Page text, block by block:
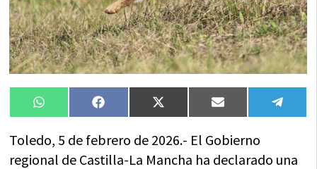
Compartir
en
WhatsAppCompartir
en
FacebookCompartir
en
X
(Twitter)
Compartir
en
Email
en
Toledo, 5 de febrero de 2026.- El Gobierno
regional de Castilla-La Mancha ha declarado una